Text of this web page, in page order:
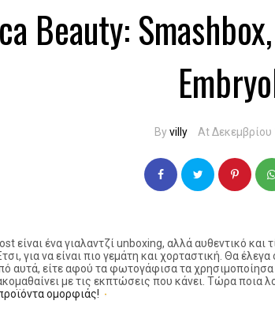
Beauty:
Byvilly At Δεκεμβρίου
είναι ένα γιαλαντζί unboxing, αλλά αυθεντικό και
για να είναι πιο γεμάτη και χορταστική. Θα
αυτά, είτε αφού τα φωτογάφισα τα χρησιμοποίησα
με τις εκπτώσεις που κάνει. Τώρα ποια
ομορφιάς!